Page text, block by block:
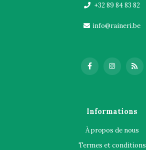
+32 89 84 83 82
info@raineri.be
Informations
À propos de nous
Termes et conditions